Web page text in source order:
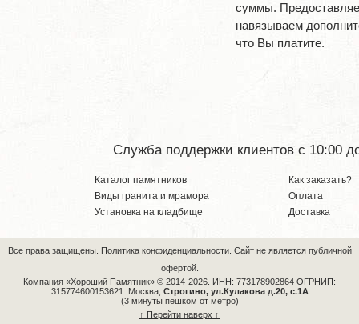
суммы.
навязываем
что Вы платите.
Служба поддержки клиентов с 10:00
Каталог памятников
Виды гранита и мрамора
Установка на кладбище
Как заказать?
Оплата
Доставка
Все права защищены. Политика конфиденциальности. Сайт не является публичной
офертой.
Компания «Хороший Памятник» © 2014-2026. ИНН: 773178902864 ОГРНИП:
315774600153621. Москва, Строгино, ул.Кулакова д.20, с.1А
(3 минуты пешком от метро)
↑ Перейти наверх ↑